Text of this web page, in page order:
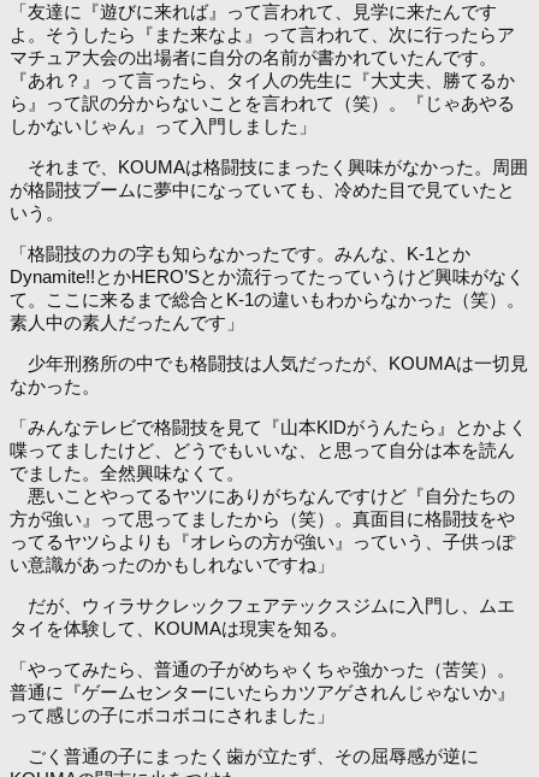
「友達に『遊びに来れば』って言われて、見学に来たんです
よ。そうしたら『また来なよ』って言われて、次に行ったらア
マチュア大会の出場者に自分の名前が書かれていたんです。
『あれ？』って言ったら、タイ人の先生に『大丈夫、勝てるか
ら』って訳の分からないことを言われて（笑）。『じゃあやる
しかないじゃん』って入門しました」
それまで、KOUMAは格闘技にまったく興味がなかった。周囲
が格闘技ブームに夢中になっていても、冷めた目で見ていたと
いう。
「格闘技のカの字も知らなかったです。みんな、K-1とか
Dynamite!!とかHERO’Sとか流行ってたっていうけど興味がなく
て。ここに来るまで総合とK-1の違いもわからなかった（笑）。
素人中の素人だったんです」
少年刑務所の中でも格闘技は人気だったが、KOUMAは一切見
なかった。
「みんなテレビで格闘技を見て『山本KIDがうんたら』とかよく
喋ってましたけど、どうでもいいな、と思って自分は本を読ん
でました。全然興味なくて。
悪いことやってるヤツにありがちなんですけど『自分たちの
方が強い』って思ってましたから（笑）。真面目に格闘技をや
ってるヤツらよりも『オレらの方が強い』っていう、子供っぽ
い意識があったのかもしれないですね」
だが、ウィラサクレックフェアテックスジムに入門し、ムエ
タイを体験して、KOUMAは現実を知る。
「やってみたら、普通の子がめちゃくちゃ強かった（苦笑）。
普通に『ゲームセンターにいたらカツアゲされんじゃないか』
って感じの子にボコボコにされました」
ごく普通の子にまったく歯が立たず、その屈辱感が逆に